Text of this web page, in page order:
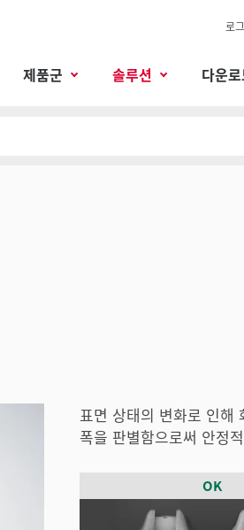
로
제품군 솔루션 다운
표면 상태의 변화로 인해
폭을 판별함으로써 안정
OK